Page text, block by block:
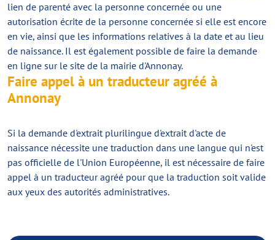
lien de parenté avec la personne concernée ou une
autorisation écrite de la personne concernée si elle est encore
en vie, ainsi que les informations relatives à la date et au lieu
de naissance. Il est également possible de faire la demande
en ligne sur le site de la mairie d'Annonay.
Faire appel à un traducteur agréé à
Annonay
Si la demande d'extrait plurilingue d'extrait d'acte de
naissance nécessite une traduction dans une langue qui n'est
pas officielle de l'Union Européenne, il est nécessaire de faire
appel à un traducteur agréé pour que la traduction soit valide
aux yeux des autorités administratives.